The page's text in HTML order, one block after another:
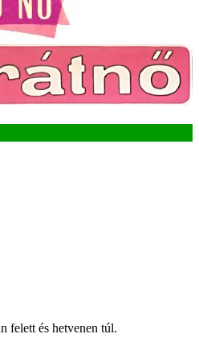
felett és hetvenen túl.